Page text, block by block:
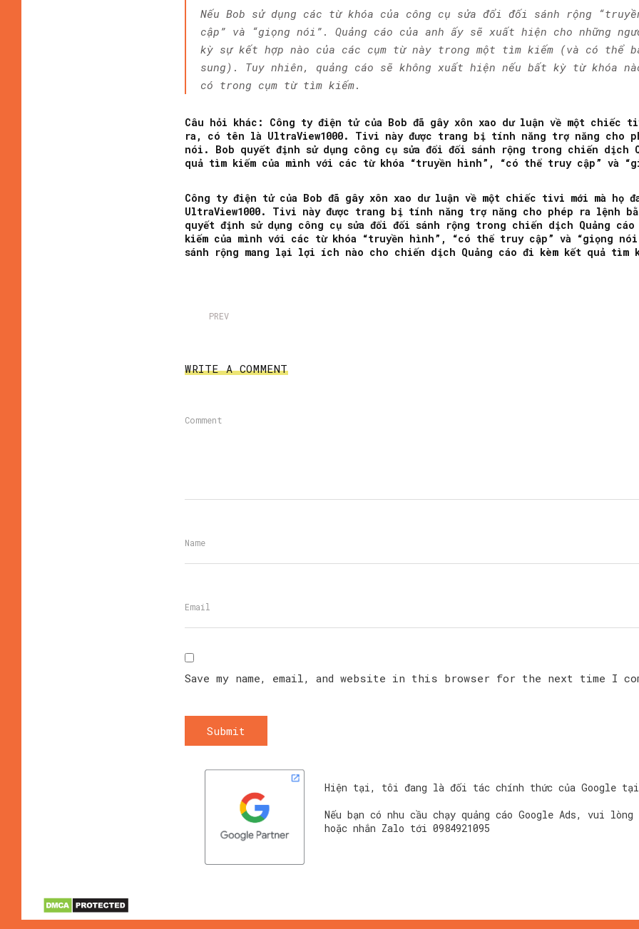
Nếu Bob sử dụng các từ khóa của công cụ sửa đổi đối sánh rộng
cập” và “giọng nói”. Quảng cáo của anh ấy sẽ xuất hiện cho những
kỳ sự kết hợp nào của các cụm từ này trong một tìm kiếm (và có thể
sung). Tuy nhiên, quảng cáo sẽ không xuất hiện nếu bất kỳ từ khóa
có trong cụm từ tìm kiếm.
Câu hỏi khác: Công ty điện tử của Bob đã gây xôn xao dư luận về một chiếc
ra, có tên là UltraView1000. Tivi này được trang bị tính năng trợ năng cho
nói. Bob quyết định sử dụng công cụ sửa đổi đối sánh rộng trong chiến dịch
quả tìm kiếm của mình với các từ khóa “truyền hình”, “có thể truy cập” và
Công ty điện tử của Bob đã gây xôn xao dư luận về một chiếc tivi mới mà họ
UltraView1000. Tivi này được trang bị tính năng trợ năng cho phép ra lệnh
quyết định sử dụng công cụ sửa đổi đối sánh rộng trong chiến dịch Quảng
kiếm của mình với các từ khóa “truyền hình”, “có thể truy cập” và “giọng
sánh rộng mang lại lợi ích nào cho chiến dịch Quảng cáo đi kèm kết quả tìm
PREV
WRITE A COMMENT
Save my name, email, and website in this browser for the next time I
Submit
Hiện tại, tôi đang là đối tác chính thức của Google tại
Nếu bạn có nhu cầu chạy quảng cáo Google Ads, vui
hoặc nhắn Zalo tới 0984921095